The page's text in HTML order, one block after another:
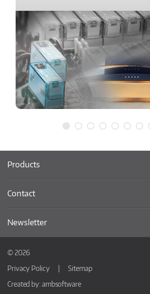
Products
Contact
Newsletter
© 2026
Privacy Policy
Sitemap
Created by: ambsoftware